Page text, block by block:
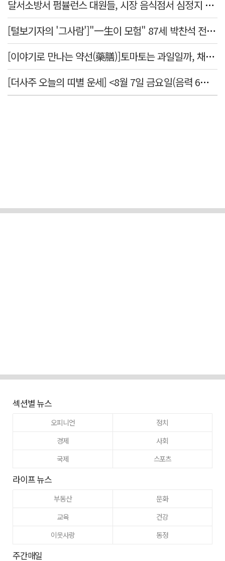
달서소방서 펌뷸런스 대원들, 시장 음식점서 심정지 환자 생명 살려
[털보기자의 '그사람']"一生이 모험" 87세 박찬석 전 경북대 총장
[이야기로 만나는 약선(藥膳)]토마토는 과일일까, 채소일까
[더사주 오늘의 띠별 운세] <8월 7일 금요일(음력 6월25일)>
섹션별 뉴스
오피니언
정치
경제
사회
국제
스포츠
라이프 뉴스
부동산
문화
교육
건강
이웃사랑
동정
주간매일